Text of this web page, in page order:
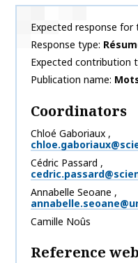
Expected response for
Response type
Expected contribution
Publication name
Coordinators
Chloé Gaboriaux ,
Cédric Passard ,
Annabelle Seoane ,
Camille Noûs
Reference